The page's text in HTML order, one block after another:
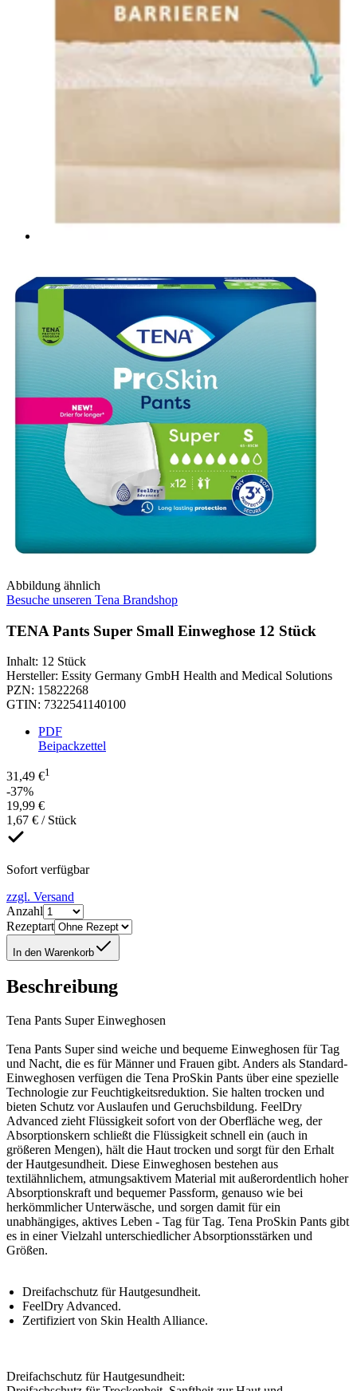
Abbildung ähnlich
Besuche unseren Tena Brandshop
TENA Pants Super Small Einweghose 12 Stück
Inhalt: 12 Stück
Hersteller: Essity Germany GmbH Health and Medical Solutions
PZN: 15822268
GTIN: 7322541140100
PDF
Beipackzettel
31,49 €1
-37%
19,99 €
1,67 € / Stück
Sofort verfügbar
zzgl. Versand
Anzahl
Rezeptart
In den Warenkorb
Beschreibung
Tena Pants Super Einweghosen
Tena Pants Super sind weiche und bequeme Einweghosen für Tag
und Nacht, die es für Männer und Frauen gibt. Anders als Standard-
Einweghosen verfügen die Tena ProSkin Pants über eine spezielle
Technologie zur Feuchtigkeitsreduktion. Sie halten trocken und
bieten Schutz vor Auslaufen und Geruchsbildung. FeelDry
Advanced zieht Flüssigkeit sofort von der Oberfläche weg, der
Absorptionskern schließt die Flüssigkeit schnell ein (auch in
größeren Mengen), hält die Haut trocken und sorgt für den Erhalt
der Hautgesundheit. Diese Einweghosen bestehen aus
textilähnlichem, atmungsaktivem Material mit außerordentlich hoher
Absorptionskraft und bequemer Passform, genauso wie bei
herkömmlicher Unterwäsche, und sorgen damit für ein
unabhängiges, aktives Leben - Tag für Tag. Tena ProSkin Pants gibt
es in einer Vielzahl unterschiedlicher Absorptionsstärken und
Größen.
Dreifachschutz für Hautgesundheit.
FeelDry Advanced.
Zertifiziert von Skin Health Alliance.
Dreifachschutz für Hautgesundheit: